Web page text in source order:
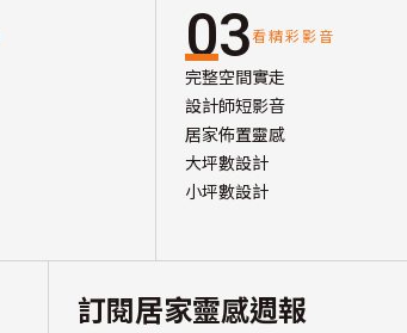
03看精彩影音
完整空間實走
設計師短影音
居家佈置靈感
大坪數設計
小坪數設計
訂閱居家靈感週報